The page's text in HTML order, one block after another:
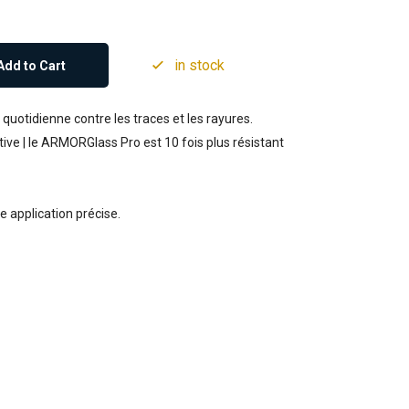
to Cart in stock
contre les traces et les rayures.
| le ARMORGlass Pro est 10 fois plus résistant
application précise.